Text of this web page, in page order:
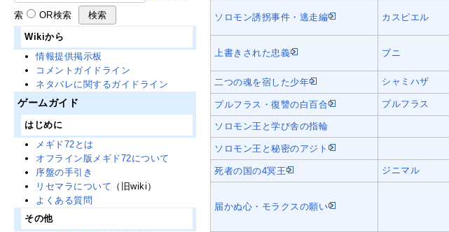
ソロモン誘拐事件・逃走編 カスピエル
上書きされた忠義 ブニ
二つの魂を宿した少年 シャミハザ
プルフラス・復讐の白百合 プルフラス
ソロモン王と学び舎の指輪
ソロモン王と秘密のアジト
死者の国の4冥王 ジニマル
届かぬ心・モラクスの願い
索 OR検索
Wikiから
情報提供掲示板
コメントガイドライン
ネタバレに関するガイドライン
ゲームガイド
はじめに
メギド72とは
オフライン版メギド72について
序盤の手引き
リセマラについて （旧wiki）
よくある質問
その他